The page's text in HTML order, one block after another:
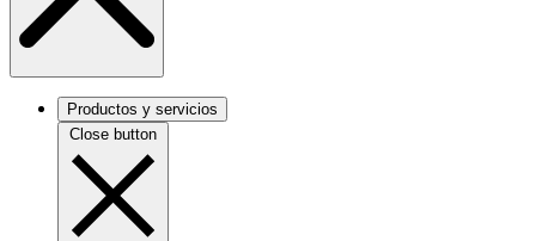
Productos y servicios
Close button